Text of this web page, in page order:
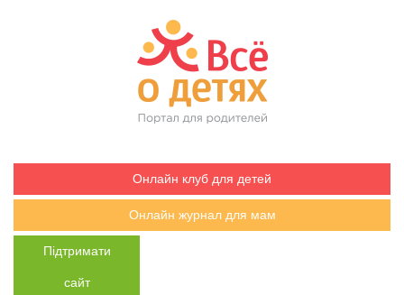
Онлайн клуб для детей
Онлайн журнал для мам
Підтримати
сайт